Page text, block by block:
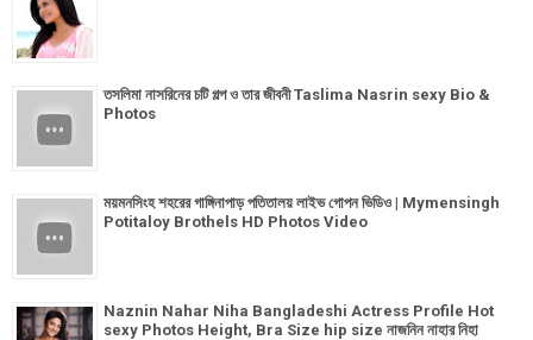
তসলিমা নাসরিনের চটি গল্প ও তার জীবনী Taslima Nasrin sexy Bio &
Photos
ময়মনসিংহ শহরের গাঙ্গিনাপাড় পতিতালয় লাইভ গোপন ভিডিও | Mymensingh
Potitaloy Brothels HD Photos Video
Naznin Nahar Niha Bangladeshi Actress Profile Hot
sexy Photos Height, Bra Size hip size নাজনিন নাহার নিহা